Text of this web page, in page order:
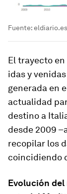
Fuente: eldiario.es
El trayecto
idas y
generada en
actualidad
destino a
desde 2009
recopilar los
coincidiendo
Evolución del